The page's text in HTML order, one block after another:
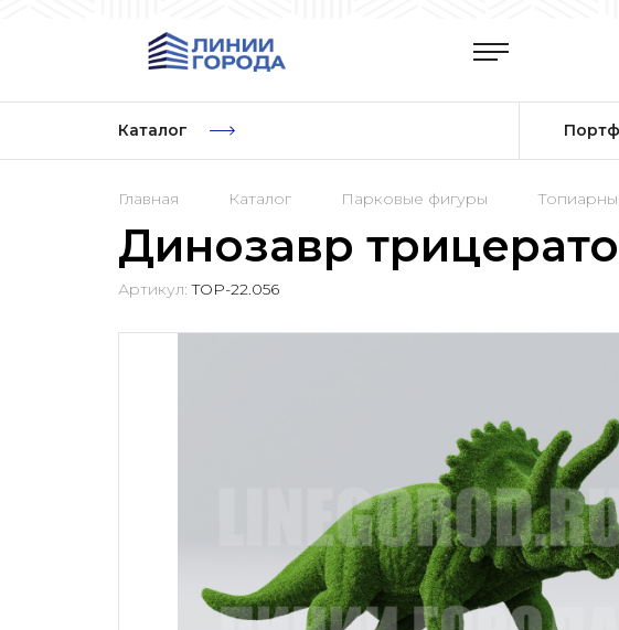
Каталог
Главная Каталог Парковые фигуры
Динозавр
Артикул: TOP-22.056